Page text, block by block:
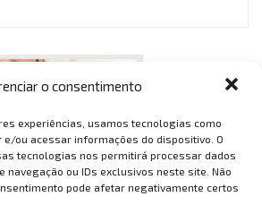
o consentimento
experiências, usamos tecnologias como
e/ou acessar informações do dispositivo. O
tecnologias nos permitirá processar dados
navegação ou IDs exclusivos neste site. Não
pode afetar negativamente certos